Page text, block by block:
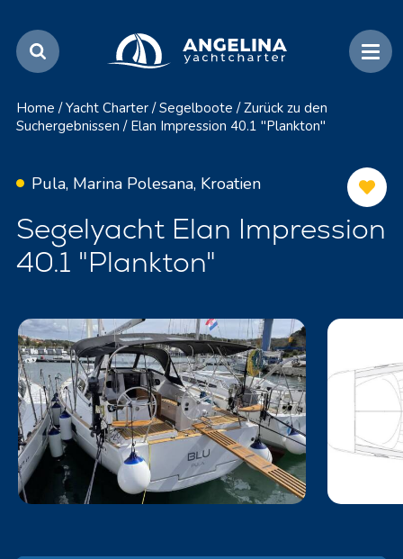
Home / Yacht Charter / Segelboote / Zurück zu den
Suchergebnissen / Elan Impression 40.1 "Plankton"
Pula, Marina Polesana, Kroatien
Segelyacht Elan Impression
40.1 "Plankton"